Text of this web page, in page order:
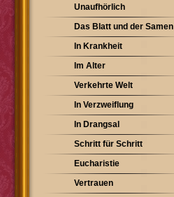
Unaufhörlich
Das Blatt und der Samen
In Krankheit
Im Alter
Verkehrte Welt
In Verzweiflung
In Drangsal
Schritt für Schritt
Eucharistie
Vertrauen